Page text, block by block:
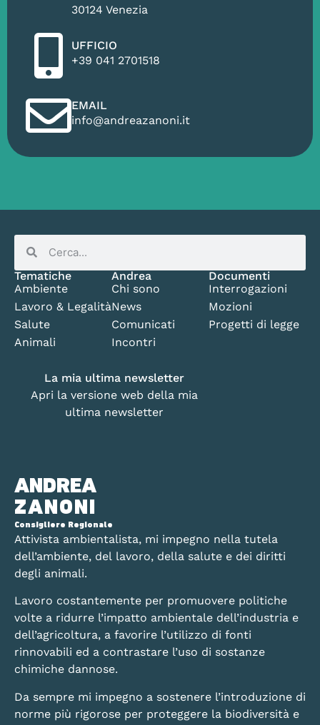
30124 Venezia
UFFICIO
+39 041 2701518
EMAIL
info@andreazanoni.it
ANDREA
ZANONI
Consigliere Regionale
Attivista ambientalista, mi impegno nella tutela
dell’ambiente, del lavoro, della salute e dei diritti
degli animali.
Lavoro costantemente per promuovere politiche
volte a ridurre l’impatto ambientale dell’industria e
dell’agricoltura, a favorire l’utilizzo di fonti
rinnovabili ed a contrastare l’uso di sostanze
chimiche dannose.
Da sempre mi impegno a sostenere l’introduzione di
norme più rigorose per proteggere la biodiversità e
Tematiche
Ambiente
Lavoro & Legalità
Salute
Animali
Andrea
Chi sono
News
Comunicati
Incontri
Documenti
Interrogazioni
Mozioni
Progetti di legge
La mia ultima newsletter
Apri la versione web della mia
ultima newsletter